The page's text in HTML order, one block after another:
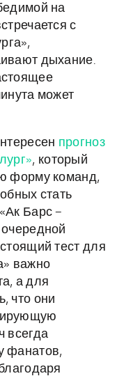
на
с
дыхание.
может
прогноз
, который
форму команд,
стать
Барс –
тест для
важно
а для
что они
всегда
фанатов,